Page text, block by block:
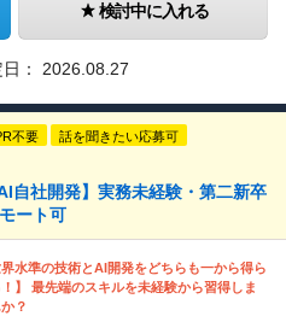
検討中に入れる
： 2026.08.27
不要 話を聞きたい応募可
自社開発】実務未経験・第二新卒
ート可
界水準の技術とAI開発をどちらも一から得ら
】 最先端のスキルを未経験から習得しま
？